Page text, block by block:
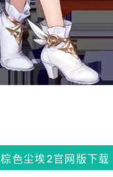
棕色尘埃2官网版下载